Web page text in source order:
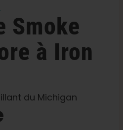
génétique des
Smoke
à Iron
du Michigan